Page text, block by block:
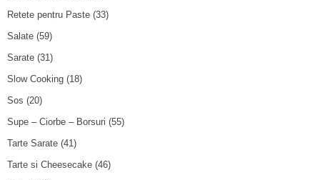
Retete pentru Paste (33)
Salate (59)
Sarate (31)
Slow Cooking (18)
Sos (20)
Supe – Ciorbe – Borsuri (55)
Tarte Sarate (41)
Tarte si Cheesecake (46)